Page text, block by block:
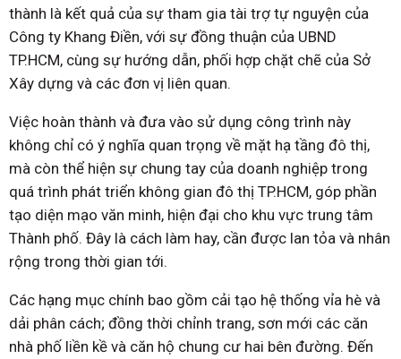
thành là kết quả của sự tham gia tài trợ tự nguyện của
Công ty Khang Điền, với sự đồng thuận của UBND
TP.HCM, cùng sự hướng dẫn, phối hợp chặt chẽ của Sở
Xây dựng và các đơn vị liên quan.
Việc hoàn thành và đưa vào sử dụng công trình này
không chỉ có ý nghĩa quan trọng về mặt hạ tầng đô thị,
mà còn thể hiện sự chung tay của doanh nghiệp trong
quá trình phát triển không gian đô thị TP.HCM, góp phần
tạo diện mạo văn minh, hiện đại cho khu vực trung tâm
Thành phố. Đây là cách làm hay, cần được lan tỏa và nhân
rộng trong thời gian tới.
Các hạng mục chính bao gồm cải tạo hệ thống vỉa hè và
dải phân cách; đồng thời chỉnh trang, sơn mới các căn
nhà phố liền kề và căn hộ chung cư hai bên đường. Đến